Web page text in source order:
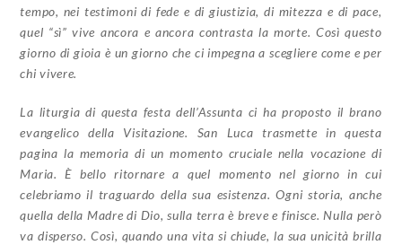
tempo, nei testimoni di fede e di giustizia, di mitezza e di pace,
quel “sì” vive ancora e ancora contrasta la morte. Così questo
giorno di gioia è un giorno che ci impegna a scegliere come e per
chi vivere.
La liturgia di questa festa dell’Assunta ci ha proposto il brano
evangelico della Visitazione. San Luca trasmette in questa
pagina la memoria di un momento cruciale nella vocazione di
Maria. È bello ritornare a quel momento nel giorno in cui
celebriamo il traguardo della sua esistenza. Ogni storia, anche
quella della Madre di Dio, sulla terra è breve e finisce. Nulla però
va disperso. Così, quando una vita si chiude, la sua unicità brilla